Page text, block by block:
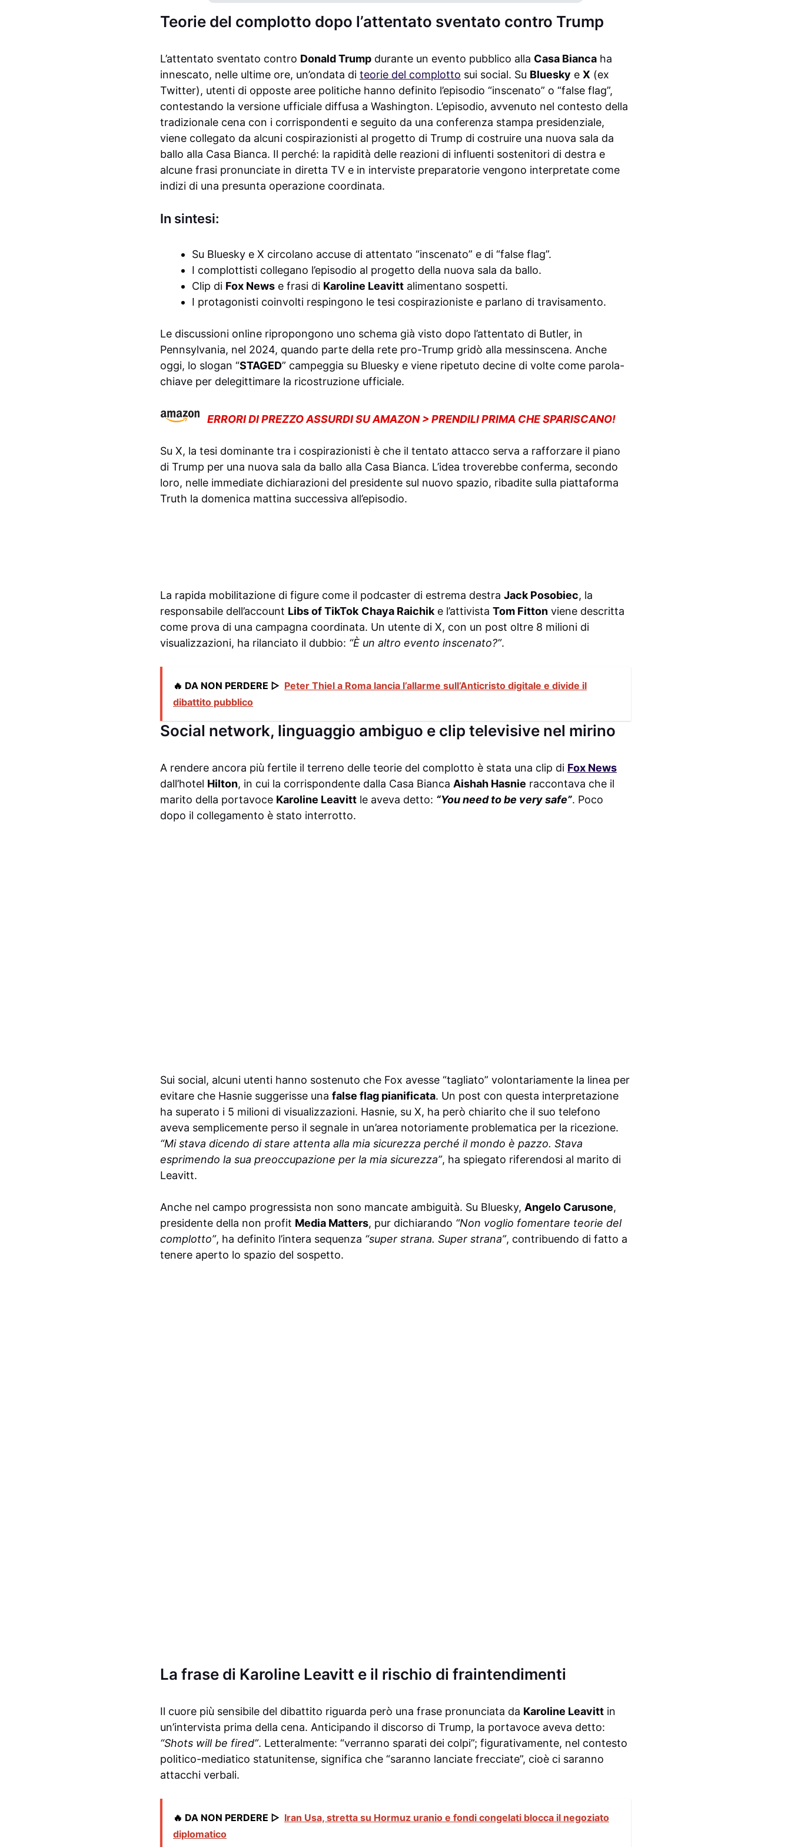
Teorie del complotto dopo l’attentato sventato contro Trump
L’attentato sventato contro Donald Trump durante un evento pubblico alla Casa Bianca ha
innescato, nelle ultime ore, un’ondata di teorie del complotto sui social. Su Bluesky e X (ex
Twitter), utenti di opposte aree politiche hanno definito l’episodio “inscenato” o “false flag”,
contestando la versione ufficiale diffusa a Washington. L’episodio, avvenuto nel contesto della
tradizionale cena con i corrispondenti e seguito da una conferenza stampa presidenziale,
viene collegato da alcuni cospirazionisti al progetto di Trump di costruire una nuova sala da
ballo alla Casa Bianca. Il perché: la rapidità delle reazioni di influenti sostenitori di destra e
alcune frasi pronunciate in diretta TV e in interviste preparatorie vengono interpretate come
indizi di una presunta operazione coordinata.
In sintesi:
Su Bluesky e X circolano accuse di attentato “inscenato” e di “false flag”.
I complottisti collegano l’episodio al progetto della nuova sala da ballo.
Clip di Fox News e frasi di Karoline Leavitt alimentano sospetti.
I protagonisti coinvolti respingono le tesi cospirazioniste e parlano di travisamento.
Le discussioni online ripropongono uno schema già visto dopo l’attentato di Butler, in
Pennsylvania, nel 2024, quando parte della rete pro-Trump gridò alla messinscena. Anche
oggi, lo slogan “STAGED” campeggia su Bluesky e viene ripetuto decine di volte come parola-
chiave per delegittimare la ricostruzione ufficiale.
ERRORI DI PREZZO ASSURDI SU AMAZON > PRENDILI PRIMA CHE SPARISCANO!
Su X, la tesi dominante tra i cospirazionisti è che il tentato attacco serva a rafforzare il piano
di Trump per una nuova sala da ballo alla Casa Bianca. L’idea troverebbe conferma, secondo
loro, nelle immediate dichiarazioni del presidente sul nuovo spazio, ribadite sulla piattaforma
Truth la domenica mattina successiva all’episodio.
La rapida mobilitazione di figure come il podcaster di estrema destra Jack Posobiec, la
responsabile dell’account Libs of TikTok Chaya Raichik e l’attivista Tom Fitton viene descritta
come prova di una campagna coordinata. Un utente di X, con un post oltre 8 milioni di
visualizzazioni, ha rilanciato il dubbio: “È un altro evento inscenato?”.
🔥 DA NON PERDERE ▷ Peter Thiel a Roma lancia l’allarme sull’Anticristo digitale e divide il
dibattito pubblico
Social network, linguaggio ambiguo e clip televisive nel mirino
A rendere ancora più fertile il terreno delle teorie del complotto è stata una clip di Fox News
dall’hotel Hilton, in cui la corrispondente dalla Casa Bianca Aishah Hasnie raccontava che il
marito della portavoce Karoline Leavitt le aveva detto: “You need to be very safe”. Poco
dopo il collegamento è stato interrotto.
Sui social, alcuni utenti hanno sostenuto che Fox avesse “tagliato” volontariamente la linea per
evitare che Hasnie suggerisse una false flag pianificata. Un post con questa interpretazione
ha superato i 5 milioni di visualizzazioni. Hasnie, su X, ha però chiarito che il suo telefono
aveva semplicemente perso il segnale in un’area notoriamente problematica per la ricezione.
“Mi stava dicendo di stare attenta alla mia sicurezza perché il mondo è pazzo. Stava
esprimendo la sua preoccupazione per la mia sicurezza”, ha spiegato riferendosi al marito di
Leavitt.
Anche nel campo progressista non sono mancate ambiguità. Su Bluesky, Angelo Carusone,
presidente della non profit Media Matters, pur dichiarando “Non voglio fomentare teorie del
complotto”, ha definito l’intera sequenza “super strana. Super strana”, contribuendo di fatto a
tenere aperto lo spazio del sospetto.
La frase di Karoline Leavitt e il rischio di fraintendimenti
Il cuore più sensibile del dibattito riguarda però una frase pronunciata da Karoline Leavitt in
un’intervista prima della cena. Anticipando il discorso di Trump, la portavoce aveva detto:
“Shots will be fired”. Letteralmente: “verranno sparati dei colpi”; figurativamente, nel contesto
politico-mediatico statunitense, significa che “saranno lanciate frecciate”, cioè ci saranno
attacchi verbali.
🔥 DA NON PERDERE ▷ Iran Usa, stretta su Hormuz uranio e fondi congelati blocca il negoziato
diplomatico